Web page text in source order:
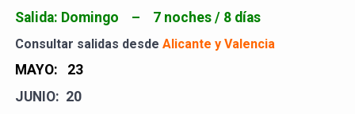
Salida: Domingo – 7 noches / 8 días
Consultar salidas desde Alicante y Valencia
MAYO: 23
JUNIO: 20